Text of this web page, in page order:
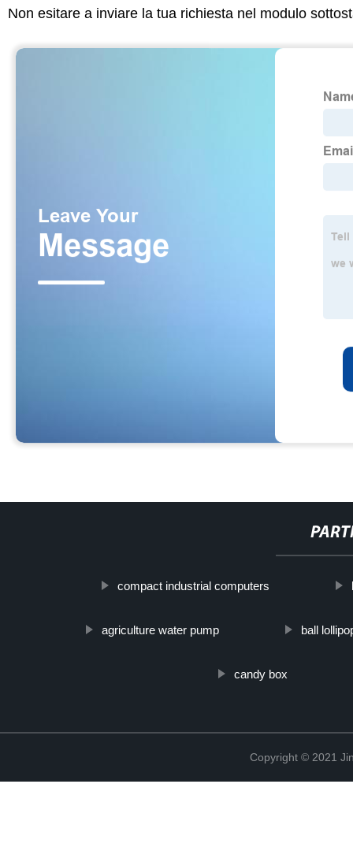
Non esitare a inviare la tua richiesta nel modulo
compact industrial computers
agriculture water pump ball
candy box
Copyright © 2021